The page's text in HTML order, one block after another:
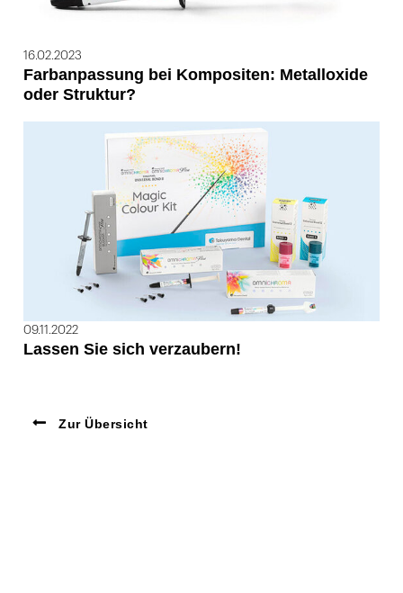
16.02.2023
Farbanpassung bei Kompositen: Metalloxide
oder Struktur?
09.11.2022
Lassen Sie sich verzaubern!
Zur Übersicht